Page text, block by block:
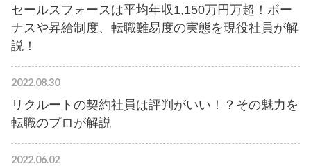
セールスフォースは平均年収1,150万円万超！ボー
ナスや昇給制度、転職難易度の実態を現役社員が解
説！
2022.08.30
リクルートの契約社員は評判がいい！？その魅力を
転職のプロが解説
2022.06.02